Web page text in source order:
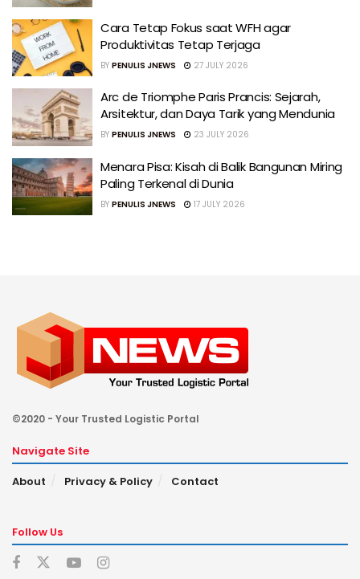
Cara Tetap Fokus saat WFH agar
Produktivitas Tetap Terjaga
BY PENULIS JNEWS 27 JULY 2026
Arc de Triomphe Paris Prancis: Sejarah,
Arsitektur, dan Daya Tarik yang Mendunia
BY PENULIS JNEWS 23 JULY 2026
Menara Pisa: Kisah di Balik Bangunan Miring
Paling Terkenal di Dunia
BY PENULIS JNEWS 17 JULY 2026
©2020 - Your Trusted Logistic Portal
Navigate Site
About
Privacy & Policy Contact
Follow Us